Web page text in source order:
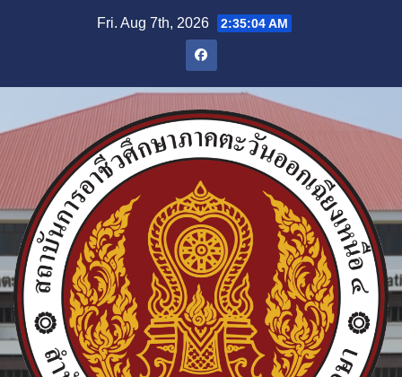
Fri. Aug 7th, 2026 2:35:05 AM